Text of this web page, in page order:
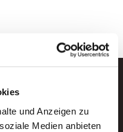
und Anzeigen zu
Medien anbieten
E-Mail.